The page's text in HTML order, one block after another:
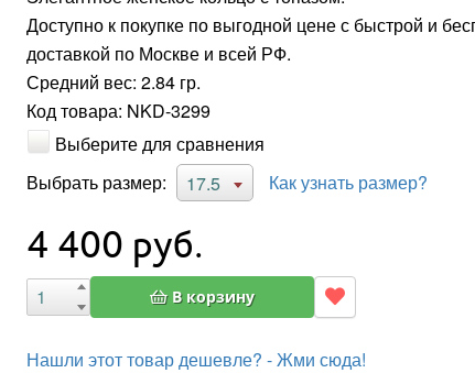
Доступно к покупке по выгодной цене с быстрой и
доставкой по Москве и всей РФ.
Средний вес: 2.84 гр.
Код товара: NKD-3299
Выберите для сравнения
Выбрать размер:
17.5 Как узнать размер?
4 400 руб.
В корзину
Нашли этот товар дешевле? - Жми сюда!